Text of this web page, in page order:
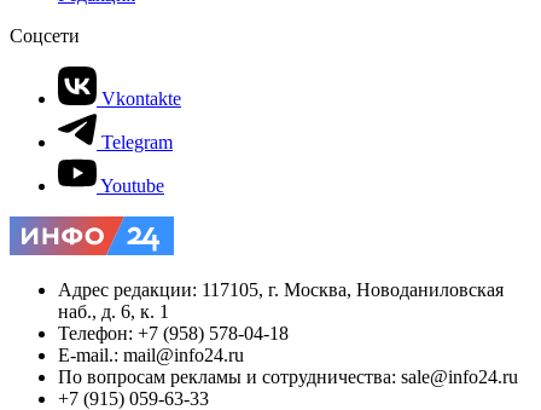
Соцсети
Vkontakte
Telegram
Youtube
Адрес редакции: 117105, г. Москва, Новоданиловская
наб., д. 6, к. 1
Телефон: +7 (958) 578-04-18
E-mail.: mail@info24.ru
По вопросам рекламы и сотрудничества: sale@info24.ru
+7 (915) 059-63-33